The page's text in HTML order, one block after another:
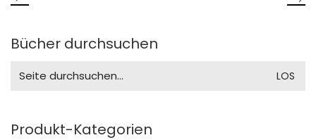
Bücher durchsuchen
for:
Produkt-Kategorien